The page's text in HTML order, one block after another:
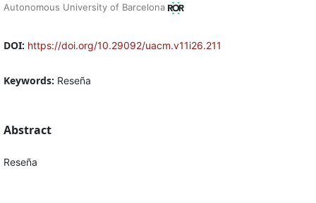
Autonomous University of Barcelona
DOI: https://doi.org/10.29092/uacm.v11i26.211
Keywords: Reseña
Abstract
Reseña